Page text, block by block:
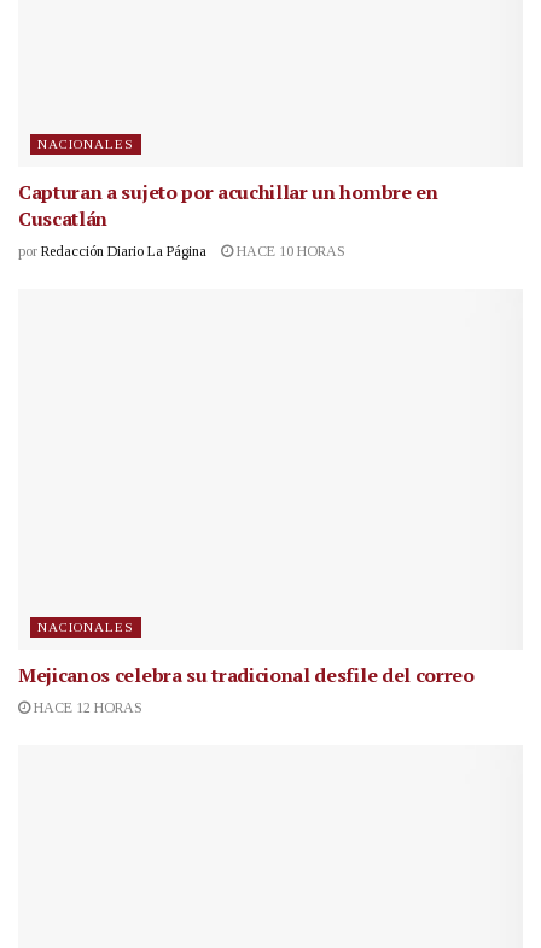
NACIONALES
Capturan a sujeto por acuchillar un hombre en
Cuscatlán
por Redacción Diario La Página HACE 10 HORAS
NACIONALES
Mejicanos celebra su tradicional desfile del correo
HACE 12 HORAS